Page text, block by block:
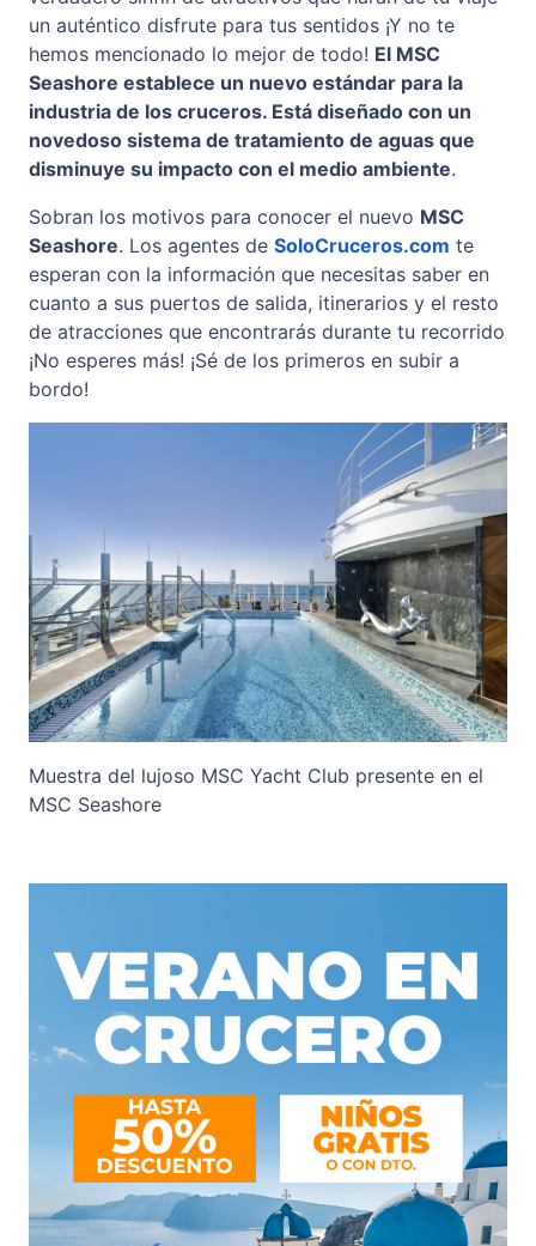
un auténtico disfrute para tus sentidos ¡Y no te
hemos mencionado lo mejor de todo! El MSC
Seashore establece un nuevo estándar para la
industria de los cruceros. Está diseñado con un
novedoso sistema de tratamiento de aguas que
disminuye su impacto con el medio ambiente.
Sobran los motivos para conocer el nuevo MSC
Seashore. Los agentes de SoloCruceros.com te
esperan con la información que necesitas saber en
cuanto a sus puertos de salida, itinerarios y el resto
de atracciones que encontrarás durante tu recorrido
¡No esperes más! ¡Sé de los primeros en subir a
bordo!
Muestra del lujoso MSC Yacht Club presente en el
MSC Seashore